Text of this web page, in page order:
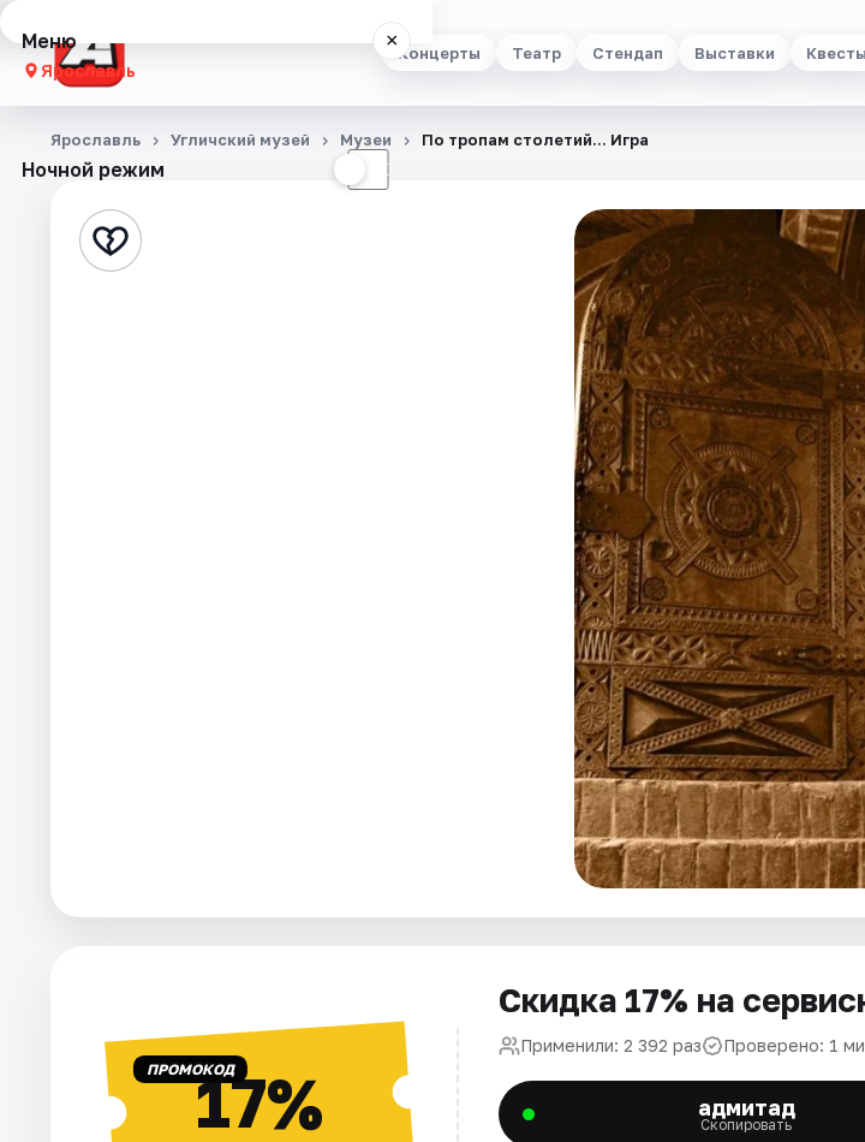
Концерты Театр Стендап Выставки Квесты
Меню ×
Ярославль
Концерты
Стендап
Ночной режим ☾
Ярославль Угличский музей Музеи По тропам столетий... Игра
ПРОМОКОД17%
Скидка 17% на
Применили: 2 392 раз Проверено: 1
адмитад
Скопировать